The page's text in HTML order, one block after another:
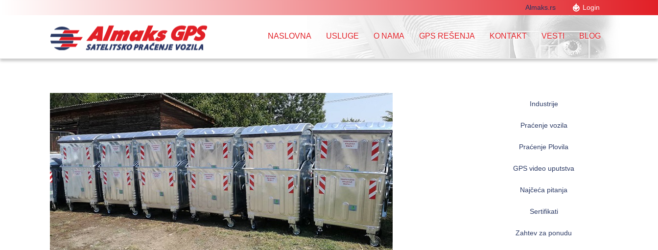
Almaks.rs Login
NASLOVNA USLUGE O NAMA GPS REŠENJA KONTAKT VESTI BLOG
Industrije
Praćenje vozila
Praćenje Plovila
GPS video uputstva
Najčeća pitanja
Sertifikati
Zahtev za ponudu